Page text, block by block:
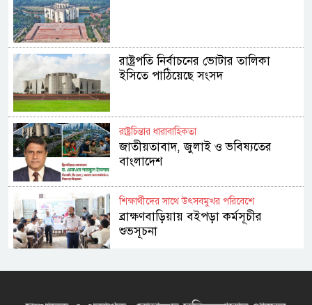
রাষ্ট্রপতি নির্বাচনের ভোটার তালিকা
ইসিতে পাঠিয়েছে সংসদ
রাষ্ট্রচিন্তার ধারাবাহিকতা
জাতীয়তাবাদ, জুলাই ও ভবিষ্যতের
বাংলাদেশ
শিক্ষার্থীদের সাথে উৎসবমুখর পরিবেশে
ব্রাক্ষণবাড়িয়ায় বইপড়া কর্মসূচীর
শুভসূচনা
মালয়েশিয়ায় মারামারি করে তিন